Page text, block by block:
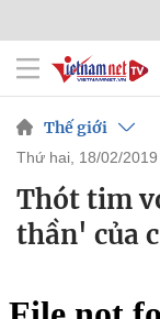
Thế giới
thứ hai, 18/02/
Thót tim
thần' của